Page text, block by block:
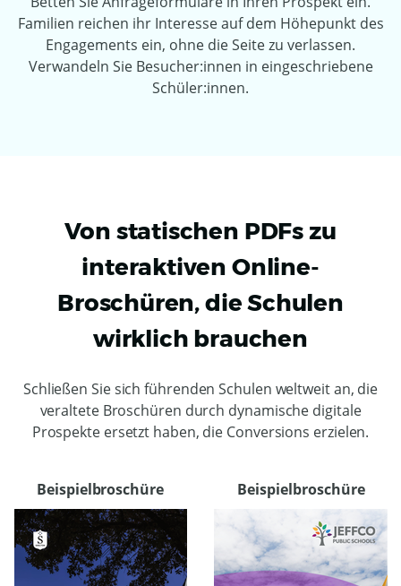
Familien reichen ihr Interesse auf dem Höhepunkt des
Engagements ein, ohne die Seite zu verlassen.
Verwandeln Sie Besucher:innen in eingeschriebene
Schüler:innen.
Von statischen PDFs zu
interaktiven Online-
Broschüren, die Schulen
wirklich brauchen
Schließen Sie sich führenden Schulen weltweit an, die
veraltete Broschüren durch dynamische digitale
Prospekte ersetzt haben, die Conversions erzielen.
Beispielbroschüre Beispielbroschüre